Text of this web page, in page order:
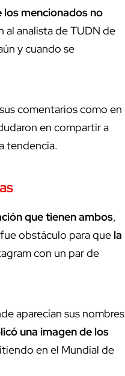
los mencionados no
al analista de TUDN de
y cuando se
comentarios como en
en compartir a
tendencia.
que tienen ambos,
obstáculo para que la
con un par de
aparecían sus nombres
una imagen de los
en el Mundial de